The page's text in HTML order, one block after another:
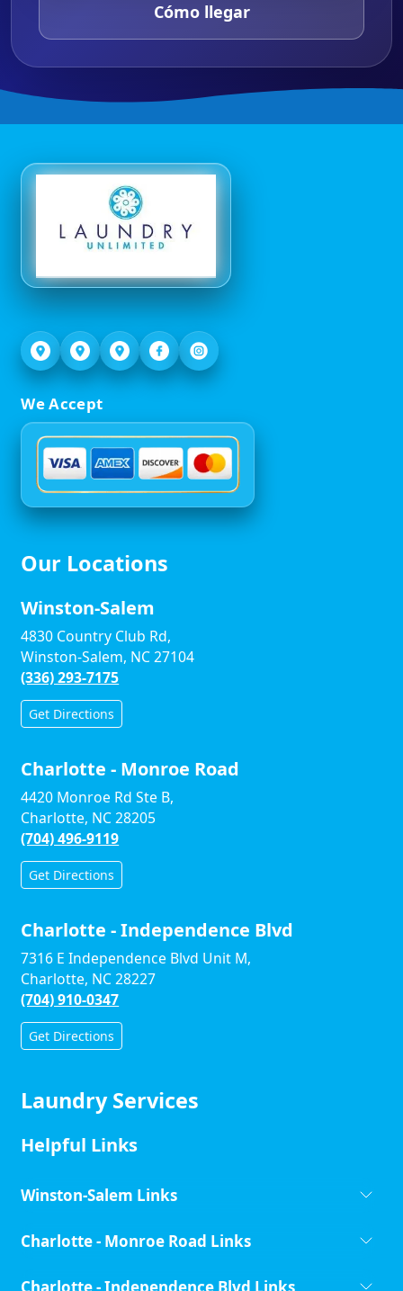
Cómo llegar
We Accept
Our Locations
Winston-Salem
4830 Country Club Rd,
Winston-Salem, NC 27104
(336) 293-7175
Get Directions
Charlotte - Monroe Road
4420 Monroe Rd Ste B,
Charlotte, NC 28205
(704) 496-9119
Get Directions
Charlotte - Independence Blvd
7316 E Independence Blvd Unit M,
Charlotte, NC 28227
(704) 910-0347
Get Directions
Laundry Services
Helpful Links
Winston-Salem Links
Charlotte - Monroe Road Links
Charlotte - Independence Blvd Links